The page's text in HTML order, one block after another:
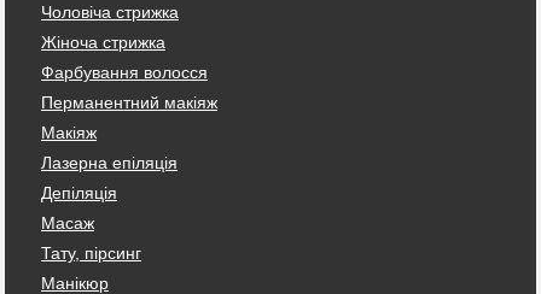
Чоловіча стрижка
Жіноча стрижка
Фарбування волосся
Перманентний макіяж
Макіяж
Лазерна епіляція
Депіляція
Масаж
Тату, пірсинг
Манікюр